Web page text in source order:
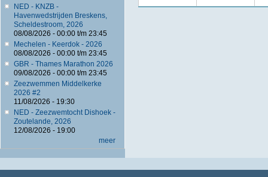
NED - KNZB -
Havenwedstrijden Breskens,
Scheldestroom, 2026
08/08/2026 - 00:00t/m 23:45
Mechelen - Keerdok - 2026
08/08/2026 - 00:00t/m 23:45
GBR - Thames Marathon 2026
09/08/2026 - 00:00t/m 23:45
Zeezwemmen Middelkerke
2026 #2
11/08/2026 - 19:30
NED - Zeezwemtocht Dishoek -
Zoutelande, 2026
12/08/2026 - 19:00
meer